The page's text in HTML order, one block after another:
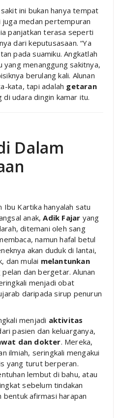
ini bukan hanya tempat
medan pertempuran
panjatkan terasa seperti
dari keputusasaan. “Ya
pada suamiku. Angkatlah
yang menanggung sakitnya,
berulang kali. Alunan
kata, tapi adalah getaran
udara dingin kamar itu.
Dalam
Ibu Kartika hanyalah satu
anak,Adik Fajar yang
ditemani oleh sang
namun hafal betul
akan duduk di lantai,
dan mulai melantunkan
dan bergetar. Alunan
menjadi obat
daripada sirup penurun
menjadi aktivitas
pasien dan keluarganya,
dan dokter. Mereka,
ilmiah, seringkali mengakui
yang turut berperan.
lembut di bahu, atau
sebelum tindakan
bentuk afirmasi harapan